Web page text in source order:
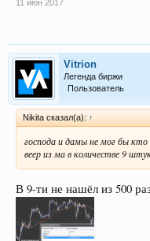
11 июн 2017
Vitrion
Легенда биржи
Пользователь
Nikita сказал(а): ↑
господа и дамы не мог бы
веер из ма в количестве 9
В 9-ти не нашёл из 500